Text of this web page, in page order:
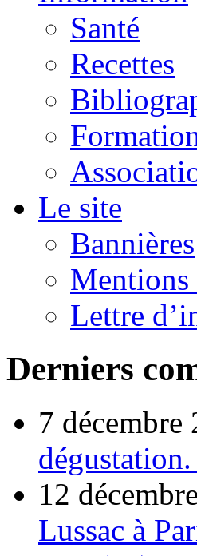
Santé
Recettes
Le site
Bannières
Mentions
Lettre
Derniers
7 décembre
12
Lussac à